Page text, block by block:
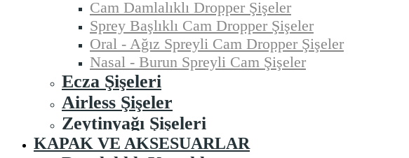
Cam Damlalıklı Dropper Şişeler
Sprey Başlıklı Cam Dropper Şişeler
Oral - Ağız Spreyli Cam Dropper Şişeler
Nasal - Burun Spreyli Cam Şişeler
Ecza Şişeleri
Airless Şişeler
Zeytinyağı Şişeleri
KAPAK VE AKSESUARLAR